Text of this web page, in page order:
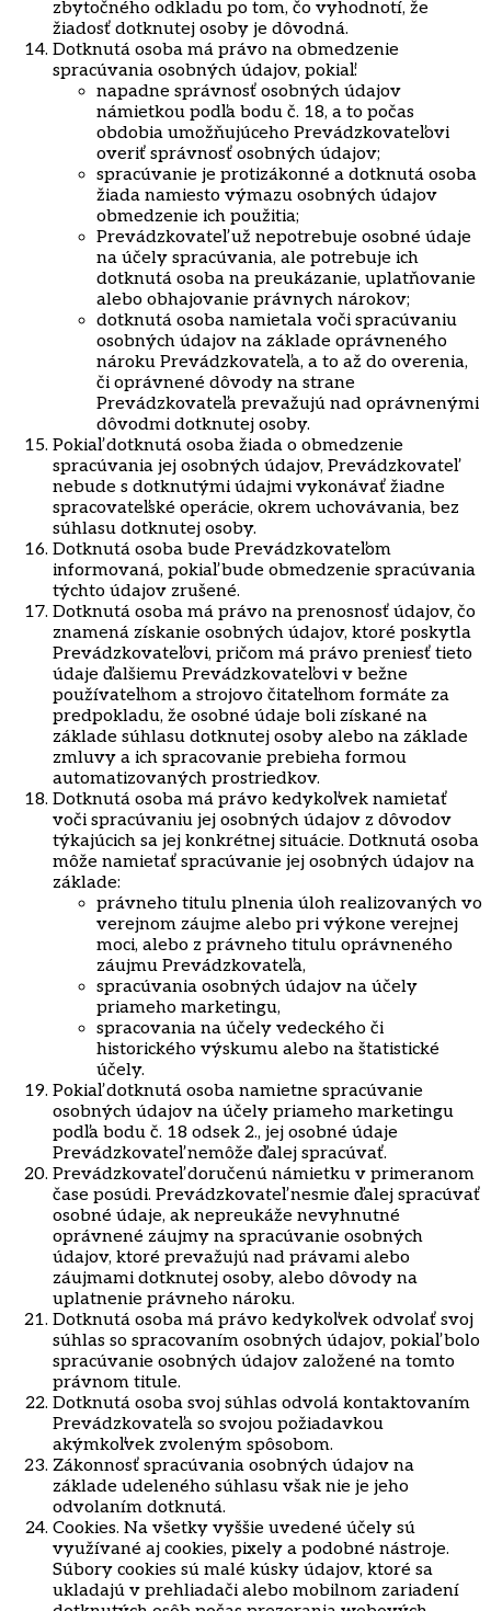
zbytočného odkladu po tom, čo vyhodnotí, že
žiadosť dotknutej osoby je dôvodná.
Dotknutá osoba má právo na obmedzenie
spracúvania osobných údajov, pokiaľ:
napadne správnosť osobných údajov
námietkou podľa bodu č. 18, a to počas
obdobia umožňujúceho Prevádzkovateľovi
overiť správnosť osobných údajov;
spracúvanie je protizákonné a dotknutá osoba
žiada namiesto výmazu osobných údajov
obmedzenie ich použitia;
Prevádzkovateľ už nepotrebuje osobné údaje
na účely spracúvania, ale potrebuje ich
dotknutá osoba na preukázanie, uplatňovanie
alebo obhajovanie právnych nárokov;
dotknutá osoba namietala voči spracúvaniu
osobných údajov na základe oprávneného
nároku Prevádzkovateľa, a to až do overenia,
či oprávnené dôvody na strane
Prevádzkovateľa prevažujú nad oprávnenými
dôvodmi dotknutej osoby.
Pokiaľ dotknutá osoba žiada o obmedzenie
spracúvania jej osobných údajov, Prevádzkovateľ
nebude s dotknutými údajmi vykonávať žiadne
spracovateľské operácie, okrem uchovávania, bez
súhlasu dotknutej osoby.
Dotknutá osoba bude Prevádzkovateľom
informovaná, pokiaľ bude obmedzenie spracúvania
týchto údajov zrušené.
Dotknutá osoba má právo na prenosnosť údajov, čo
znamená získanie osobných údajov, ktoré poskytla
Prevádzkovateľovi, pričom má právo preniesť tieto
údaje ďalšiemu Prevádzkovateľovi v bežne
používateľnom a strojovo čitateľnom formáte za
predpokladu, že osobné údaje boli získané na
základe súhlasu dotknutej osoby alebo na základe
zmluvy a ich spracovanie prebieha formou
automatizovaných prostriedkov.
Dotknutá osoba má právo kedykoľvek namietať
voči spracúvaniu jej osobných údajov z dôvodov
týkajúcich sa jej konkrétnej situácie. Dotknutá osoba
môže namietať spracúvanie jej osobných údajov na
základe:
právneho titulu plnenia úloh realizovaných vo
verejnom záujme alebo pri výkone verejnej
moci, alebo z právneho titulu oprávneného
záujmu Prevádzkovateľa,
spracúvania osobných údajov na účely
priameho marketingu,
spracovania na účely vedeckého či
historického výskumu alebo na štatistické
účely.
Pokiaľ dotknutá osoba namietne spracúvanie
osobných údajov na účely priameho marketingu
podľa bodu č. 18 odsek 2., jej osobné údaje
Prevádzkovateľ nemôže ďalej spracúvať.
Prevádzkovateľ doručenú námietku v primeranom
čase posúdi. Prevádzkovateľ nesmie ďalej spracúvať
osobné údaje, ak nepreukáže nevyhnutné
oprávnené záujmy na spracúvanie osobných
údajov, ktoré prevažujú nad právami alebo
záujmami dotknutej osoby, alebo dôvody na
uplatnenie právneho nároku.
Dotknutá osoba má právo kedykoľvek odvolať svoj
súhlas so spracovaním osobných údajov, pokiaľ bolo
spracúvanie osobných údajov založené na tomto
právnom titule.
Dotknutá osoba svoj súhlas odvolá kontaktovaním
Prevádzkovateľa so svojou požiadavkou
akýmkoľvek zvoleným spôsobom.
Zákonnosť spracúvania osobných údajov na
základe udeleného súhlasu však nie je jeho
odvolaním dotknutá.
Cookies. Na všetky vyššie uvedené účely sú
využívané aj cookies, pixely a podobné nástroje.
Súbory cookies sú malé kúsky údajov, ktoré sa
ukladajú v prehliadači alebo mobilnom zariadení